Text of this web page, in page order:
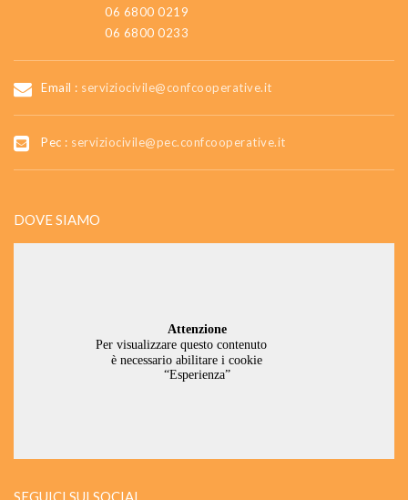
06 6800 0219
06 6800 0233
Email : serviziocivile@confcooperative.it
Pec : serviziocivile@pec.confcooperative.it
DOVE SIAMO
SEGUICI SUI SOCIAL